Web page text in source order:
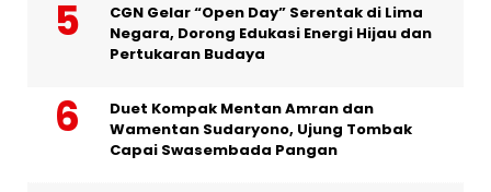
CGN Gelar “Open Day” Serentak di Lima
Negara, Dorong Edukasi Energi Hijau dan
Pertukaran Budaya
Duet Kompak Mentan Amran dan
Wamentan Sudaryono, Ujung Tombak
Capai Swasembada Pangan